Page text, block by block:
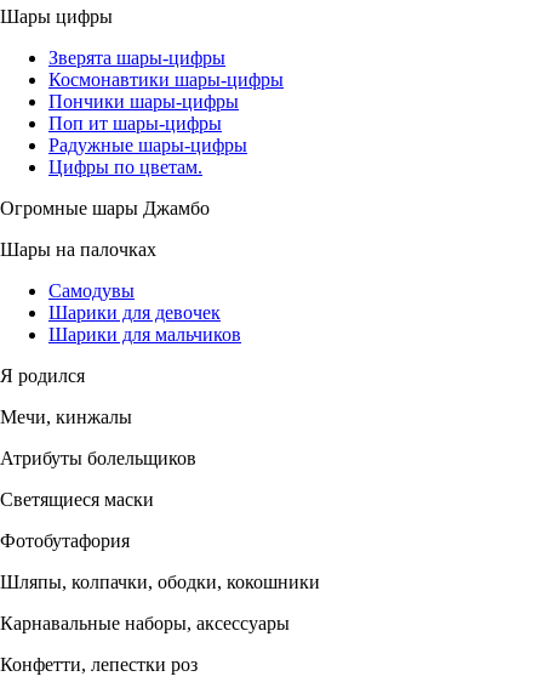
Шары цифры
Зверята шары-цифры
Космонавтики шары-цифры
Пончики шары-цифры
Поп ит шары-цифры
Радужные шары-цифры
Цифры по цветам.
Огромные шары Джамбо
Шары на палочках
Самодувы
Шарики для девочек
Шарики для мальчиков
Я родился
Мечи, кинжалы
Атрибуты болельщиков
Светящиеся маски
Фотобутафория
Шляпы, колпачки, ободки, кокошники
Карнавальные наборы, аксессуары
Конфетти, лепестки роз